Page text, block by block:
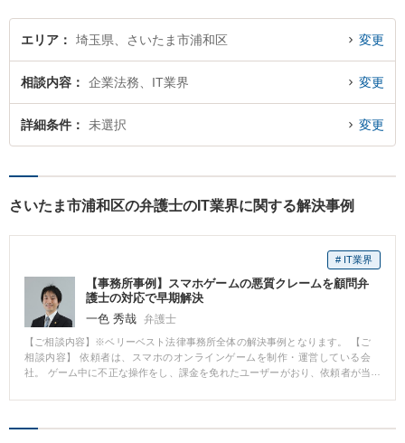
ご相談ください。
エリア
埼玉県、さいたま市浦和区 変更
相談内容 企業法務、IT業界 変更
詳細条件 未選択 変更
さいたま市浦和区の弁護士のIT業界に関する解決事例
# IT業界
【事務所事例】スマホゲームの悪質クレームを顧問弁
護士の対応で早期解決
一色 秀哉 弁護士
【ご相談内容】※ベリーベスト法律事務所全体の解決事例となります。 【ご
相談内容】 依頼者は、スマホのオンラインゲームを制作・運営している会
社。 ゲーム中に不正な操作をし、課金を免れたユーザーがおり、依頼者が当
ころ、当該ユーザーがクレーマーと化した。 具体的には、ゲームの掲示板